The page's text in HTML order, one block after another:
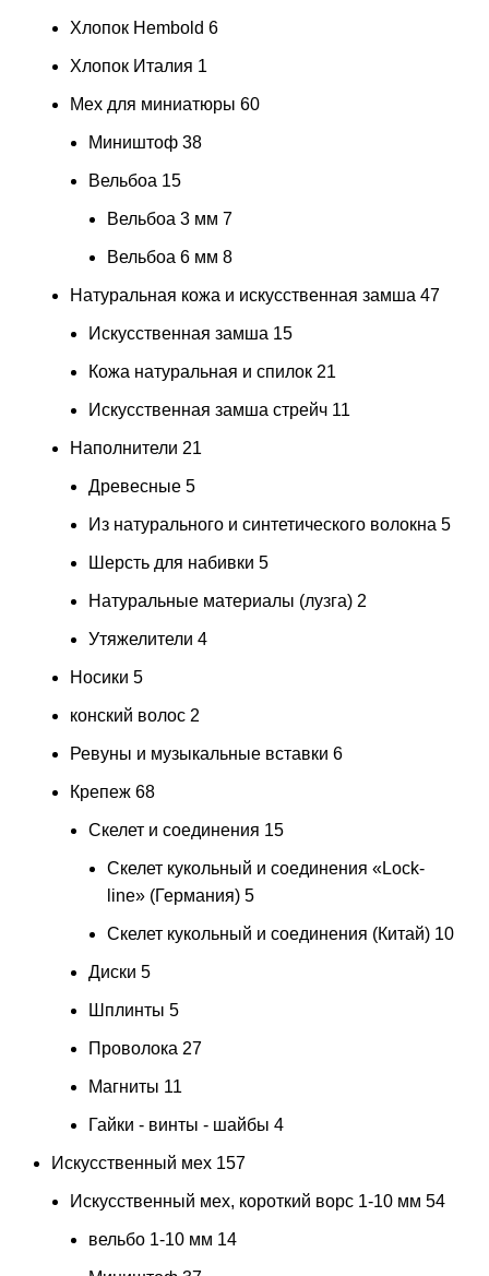
Хлопок Hembold 6
Хлопок Италия 1
Мех для миниатюры 60
Миништоф 38
Вельбоа 15
Вельбоа 3 мм 7
Вельбоа 6 мм 8
Натуральная кожа и искусственная замша 47
Искусственная замша 15
Кожа натуральная и спилок 21
Искусственная замша стрейч 11
Наполнители 21
Древесные 5
Из натурального и синтетического волокна 5
Шерсть для набивки 5
Натуральные материалы (лузга) 2
Утяжелители 4
Носики 5
конский волос 2
Ревуны и музыкальные вставки 6
Крепеж 68
Скелет и соединения 15
Скелет кукольный и соединения «Lock-
line» (Германия) 5
Скелет кукольный и соединения (Китай) 10
Диски 5
Шплинты 5
Проволока 27
Магниты 11
Гайки - винты - шайбы 4
Искусственный мех 157
Искусственный мех, короткий ворс 1-10 мм 54
вельбо 1-10 мм 14